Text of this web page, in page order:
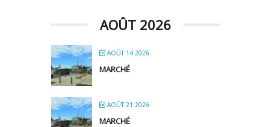
AOÛT 2026
AOÛT 14 2026
MARCHÉ
AOÛT 21 2026
MARCHÉ